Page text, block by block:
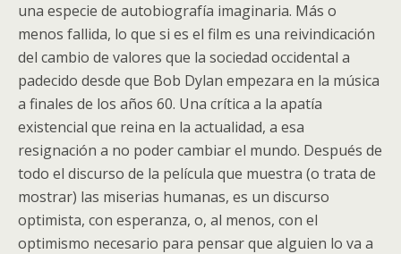
una especie de autobiografía imaginaria. Más o
menos fallida, lo que si es el film es una reivindicación
del cambio de valores que la sociedad occidental a
padecido desde que Bob Dylan empezara en la música
a finales de los años 60. Una crítica a la apatía
existencial que reina en la actualidad, a esa
resignación a no poder cambiar el mundo. Después de
todo el discurso de la película que muestra (o trata de
mostrar) las miserias humanas, es un discurso
optimista, con esperanza, o, al menos, con el
optimismo necesario para pensar que alguien lo va a